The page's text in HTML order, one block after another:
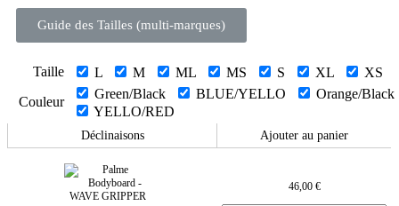
Guide des Tailles (multi-marques)
Taille L M ML MS S XL
XS
Couleur
Green/Black BLUE/YELLO
Orange/Black
YELLO/RED
Déclinaisons Ajouter au panier
46,00 €